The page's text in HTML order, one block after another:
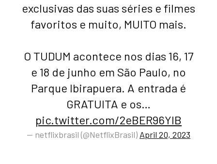
exclusivas das suas séries e filmes
favoritos e muito, MUITO mais.
O TUDUM acontece nos dias 16, 17
e 18 de junho em São Paulo, no
Parque Ibirapuera. A entrada é
GRATUITA e os…
pic.twitter.com/2eBER96YIB
— netflixbrasil (@NetflixBrasil) April 20, 2023